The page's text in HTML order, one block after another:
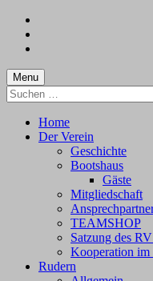
content
footer
Menu
Suchen
nach:
Home
Der Verein
Geschichte
Bootshaus
Gäste
Mitgliedschaft
TEAMSHOP
Satzung des
Kooperation im
Rudern